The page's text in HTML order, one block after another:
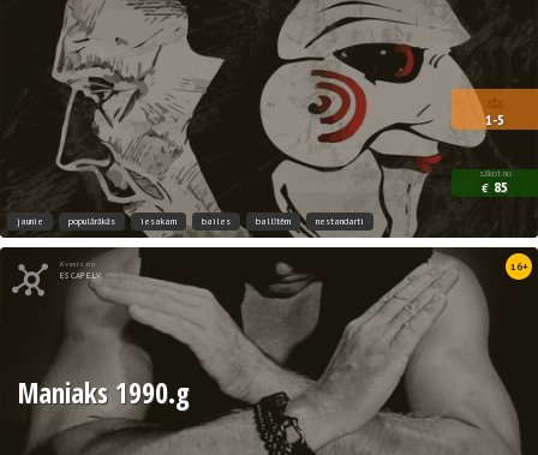
1-5
sākot no
€ 85
jaunie populārākās iesakam bailes ballītēm nestandarti
Kvests no
ESCAPE.LV
16+
Maniaks 1990.g